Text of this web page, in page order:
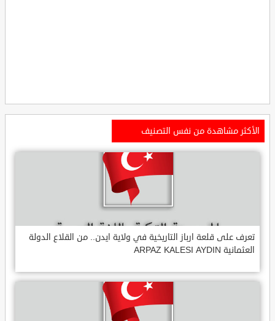
الأكثر مشاهدة من نفس التصنيف
تعرف على قلعة ارباز التاريخية في ولاية ايدن.. من القلاع الدولة
العثمانية ARPAZ KALESI AYDIN